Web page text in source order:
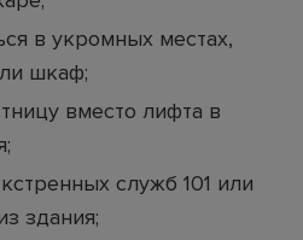
в укромных местах,
шкаф;
вместо лифта в
служб 101 или
здания;